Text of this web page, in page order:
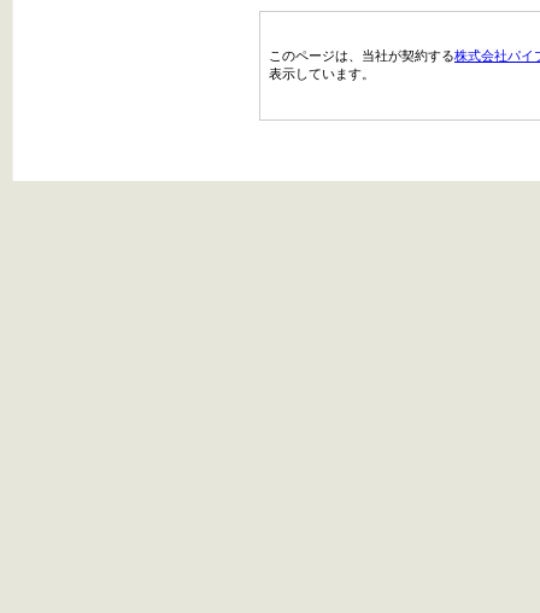
このページは、当社が契約する株式会社パイ
表示しています。